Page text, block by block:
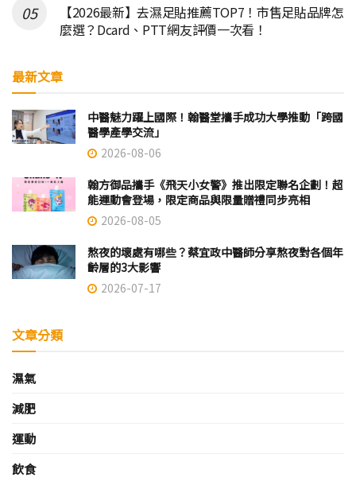
【2026最新】去濕足貼推薦TOP7！市售足貼品牌怎
麼選？Dcard、PTT網友評價一次看！
最新文章
中醫魅力躍上國際！翰醫堂攜手成功大學推動「跨國
醫學產學交流」
2026-08-06
翰方御品攜手《飛天小女警》推出限定聯名企劃！超
能運動會登場，限定商品與限量贈禮同步亮相
2026-08-05
熬夜的壞處有哪些？蔡宜政中醫師分享熬夜對各個年
齡層的3大影響
2026-07-17
文章分類
濕氣
減肥
運動
飲食